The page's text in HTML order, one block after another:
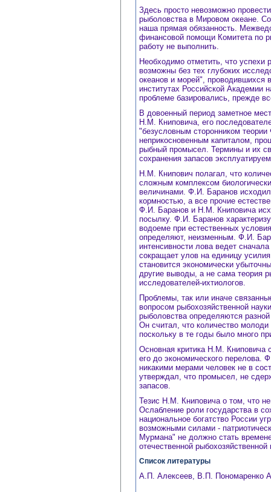
Здесь просто невозможно
рыболовства в Мировом океане.
наша прямая обязанность.
финансовой помощи Комитета по
работу не выполнить.
Необходимо отметить, что успехи
возможны без тех глубоких
океанов и морей", проводившихся
институтах Российской Академии
проблеме базировались, прежде
В довоенный период заметное
Н.М. Книповича, его
"безусловным сторонником
неприкосновенным капиталом,
рыбный промысел. Термины и их
сохранения запасов
Н.М. Книпович полагал, что
сложным комплексом
величинами. Ф.И. Баранов
кормностью, а все прочие
Ф.И. Баранов и Н.М. Книповича
посылку. Ф.И. Баранов
водоеме при естественных
определяют, неизменным. Ф.И.
интенсивности лова ведет
сокращает улов на единицу
становится экономически
другие выводы, а не сама теория
исследователей-ихтиологов.
Проблемы, так или иначе
вопросом рыбохозяйственной
рыболовства определяются
Он считал, что количество
поскольку в те годы было много
Основная критика Н.М. Книповича
его до экономического
никакими мерами человек не в
утверждал, что промысел, не
запасов.
Тезис Н.М. Книповича о том, что
Ослабление роли государства в
национальное богатство России
возможными силами -
Мурмана" не должно стать
отечественной
Список литературы
А.П. Алексеев, В.П. Пономаренко